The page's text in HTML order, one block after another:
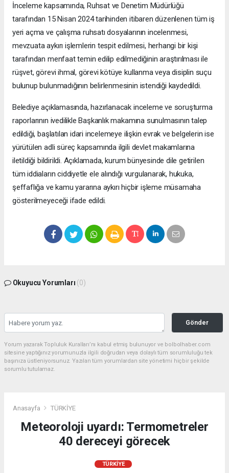
İnceleme kapsamında, Ruhsat ve Denetim Müdürlüğü
tarafından 15 Nisan 2024 tarihinden itibaren düzenlenen tüm iş
yeri açma ve çalışma ruhsatı dosyalarının incelenmesi,
mevzuata aykırı işlemlerin tespit edilmesi, herhangi bir kişi
tarafından menfaat temin edilip edilmediğinin araştırılması ile
rüşvet, görevi ihmal, görevi kötüye kullanma veya disiplin suçu
bulunup bulunmadığının belirlenmesinin istendiği kaydedildi.
Belediye açıklamasında, hazırlanacak inceleme ve soruşturma
raporlarının ivedilikle Başkanlık makamına sunulmasının talep
edildiği, başlatılan idari incelemeye ilişkin evrak ve belgelerin ise
yürütülen adli süreç kapsamında ilgili devlet makamlarına
iletildiği bildirildi. Açıklamada, kurum bünyesinde dile getirilen
tüm iddiaların ciddiyetle ele alındığı vurgulanarak, hukuka,
şeffaflığa ve kamu yararına aykırı hiçbir işleme müsamaha
gösterilmeyeceği ifade edildi.
Okuyucu Yorumları (0)
Gönder
Yorum yazarak Topluluk Kuralları’nı kabul etmiş bulunuyor ve bolbolhaber.com
sitesine yaptığınız yorumunuzla ilgili doğrudan veya dolaylı tüm sorumluluğu tek
başınıza üstleniyorsunuz. Yazılan tüm yorumlardan site yönetimi hiçbir şekilde
sorumlu tutulamaz.
Anasayfa TÜRKİYE
Meteoroloji uyardı: Termometreler
40 dereceyi görecek
TÜRKİYE